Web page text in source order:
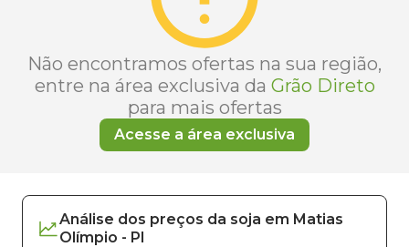
Não encontramos ofertas na sua região,
entre na área exclusiva da Grão Direto
para mais ofertas
Acesse a área exclusiva
Análise dos preços da soja em Matias
Olímpio - PI